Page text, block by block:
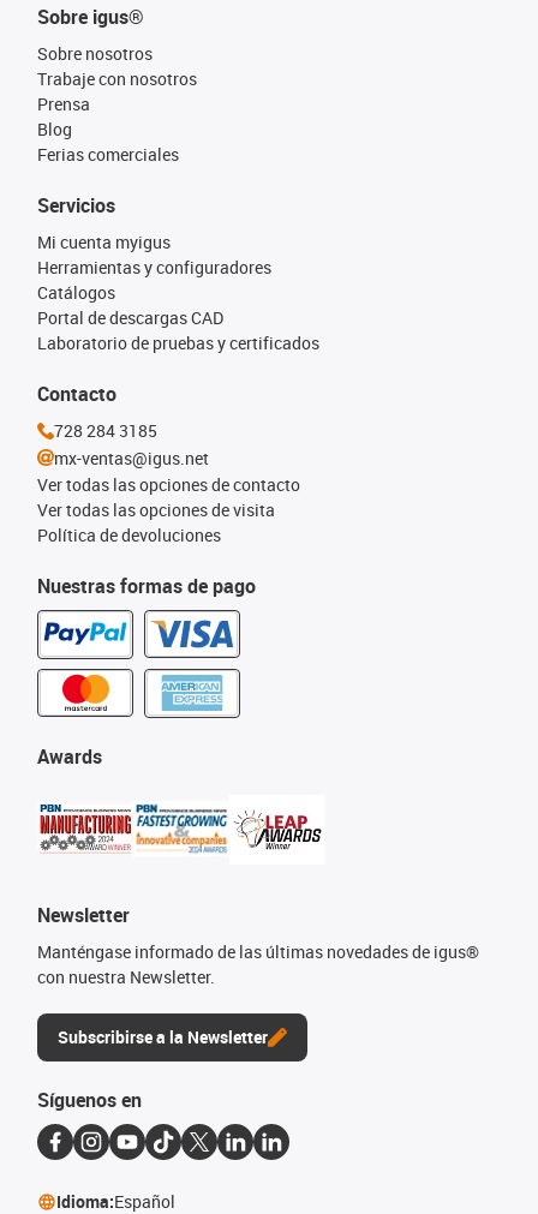
Sobre igus®
Sobre nosotros
Trabaje con nosotros
Prensa
Blog
Ferias comerciales
Nuestras formas de pago
Servicios
Mi cuenta myigus
Herramientas y configuradores
Catálogos
Portal de descargas CAD
Laboratorio de pruebas y certificados
Awards
Newsletter
Manténgase informado de las últimas novedades de igus®
con nuestra Newsletter.
Subscribirse a la Newsletter
Contacto
728 284 3185
mx-ventas@igus.net
Ver todas las opciones de contacto
Ver todas las opciones de visita
Política de devoluciones
Síguenos en
Idioma:Español